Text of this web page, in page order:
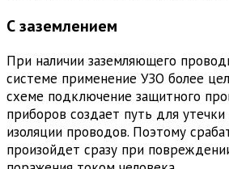
С заземлением
При наличии заземляющего
системе применение УЗО более
схеме подключение защитного
приборов создает путь для
изоляции проводов. Поэтому
произойдет сразу при